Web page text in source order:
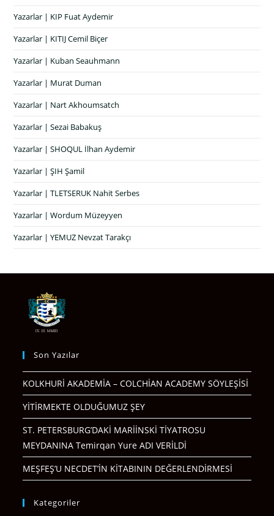
Yazarlar | KIP Fuat Aydemir
Yazarlar | KITIJ Cemil Biçer
Yazarlar | Kuban Seauhmann
Yazarlar | Murat Duman
Yazarlar | Nart Akhoumsatch
Yazarlar | Sezai Babakuş
Yazarlar | SHOQUL İlhan Aydemir
Yazarlar | ŞIH Şamil
Yazarlar | TLETSERUK Nahit Serbes
Yazarlar | Wordum Müzeyyen
Yazarlar | YEMUZ Nevzat Tarakçı
Son Yazılar
KOLKHURİ AKADEMİA – COLCHİAN ACADEMY SÖYLEŞİSİ
YİTİRMEKTE OLDUĞUMUZ ŞEY
ST. PETERSBURG’DAKİ MARİİNSKİ TİYATROSU
MEYDANINA Temirqan Yure ADI VERİLDİ
MEŞFEŞ’U NECDET’İN KİTABININ DEĞERLENDİRMESİ
Kategoriler